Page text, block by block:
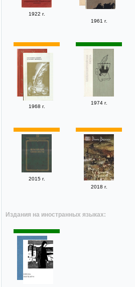
1922 г.
1961 г.
1968 г.
1974 г.
2015 г.
2018 г.
Издания на иностранных языках: